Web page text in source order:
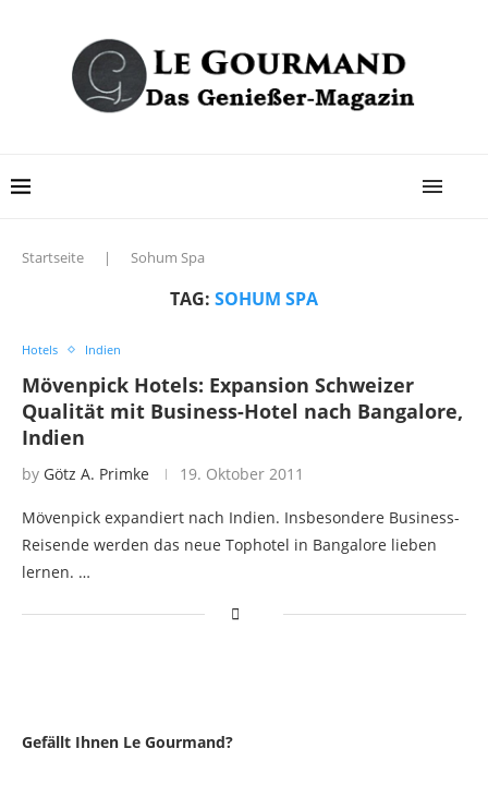
Startseite | Sohum Spa
TAG: SOHUM SPA
Hotels Indien
Mövenpick Hotels: Expansion Schweizer
Qualität mit Business-Hotel nach Bangalore,
Indien
by Götz A. Primke 19. Oktober 2011
Mövenpick expandiert nach Indien. Insbesondere Business-
Reisende werden das neue Tophotel in Bangalore lieben
lernen. …
Gefällt Ihnen Le Gourmand?